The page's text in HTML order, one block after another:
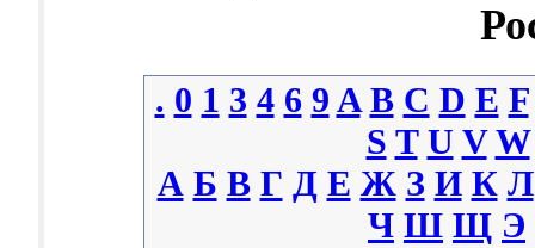
. 0 1 3 4 6 9 A B C D E F
S T U V W
А Б В Г Д Е Ж З И К Л
Ч Ш Щ Э